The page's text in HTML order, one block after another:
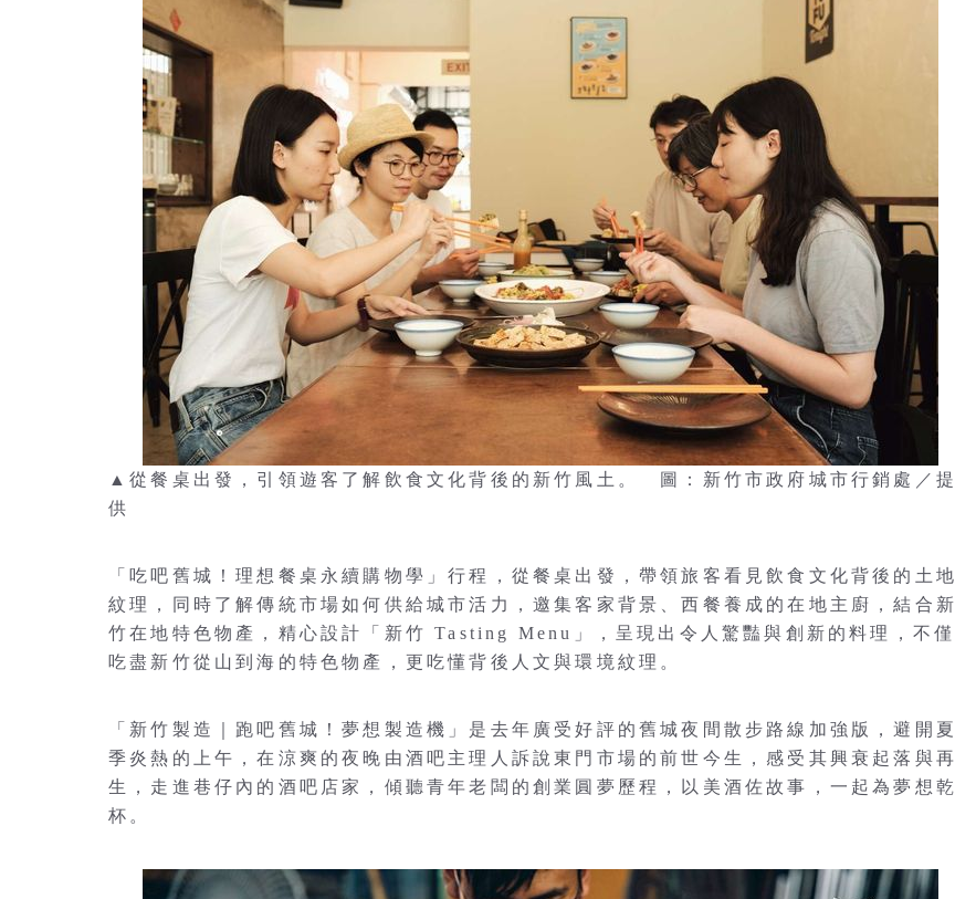
▲從餐桌出發，引領遊客了解飲食文化背後的新竹風土。 圖：新竹市政府城市行銷處／提
供
「吃吧舊城！理想餐桌永續購物學」行程，從餐桌出發，帶領旅客看見飲食文化背後的土地
紋理，同時了解傳統市場如何供給城市活力，邀集客家背景、西餐養成的在地主廚，結合新
竹在地特色物產，精心設計「新竹 Tasting Menu」，呈現出令人驚豔與創新的料理，不僅
吃盡新竹從山到海的特色物產，更吃懂背後人文與環境紋理。
「新竹製造｜跑吧舊城！夢想製造機」是去年廣受好評的舊城夜間散步路線加強版，避開夏
季炎熱的上午，在涼爽的夜晚由酒吧主理人訴說東門市場的前世今生，感受其興衰起落與再
生，走進巷仔內的酒吧店家，傾聽青年老闆的創業圓夢歷程，以美酒佐故事，一起為夢想乾
杯。